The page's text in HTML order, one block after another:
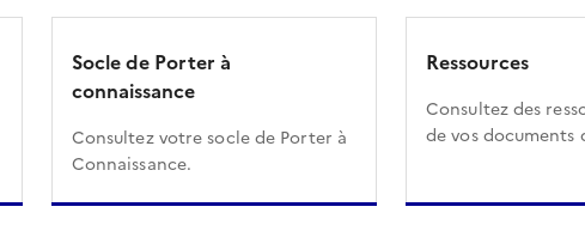
Socle de Porter à
connaissance
Consultez votre socle de Porter à
Connaissance.
Ressources
Consultez des
de vos documents